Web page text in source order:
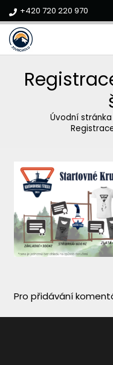
+420 720 220 970
Úvodní stránka
Pro přidávání